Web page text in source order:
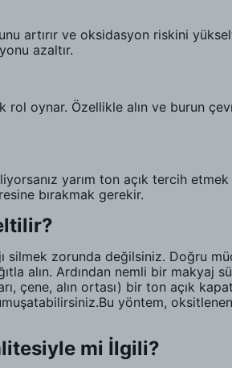
artırır ve oksidasyon riskini
azaltır.
oynar. Özellikle alın ve burun
yarım ton açık tercih
bırakmak gerekir.
silmek zorunda değilsiniz. Doğru
alın. Ardından nemli bir makyaj
çene, alın ortası) bir ton açık
yöntem,
mi İlgili?